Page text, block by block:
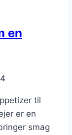
en
til
er en
smag